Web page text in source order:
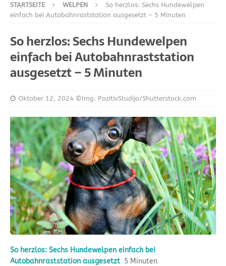
STARTSEITE WELPEN
So herzlos: Sechs Hundewelpen
einfach bei Autobahnraststation ausgesetzt – 5 Minuten
So herzlos: Sechs Hundewelpen
einfach bei Autobahnraststation
ausgesetzt – 5 Minuten
Oktober 12, 2024 ©Img. PozitivStudija/Shutterstock.com
So herzlos: Sechs Hundewelpen einfach bei
Autobahnraststation ausgesetzt 5 Minuten